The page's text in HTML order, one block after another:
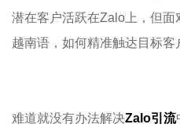
潜在客户活跃在Zalo上，但
越南语，如何精准触达目标
难道就没有办法解决Zalo引流